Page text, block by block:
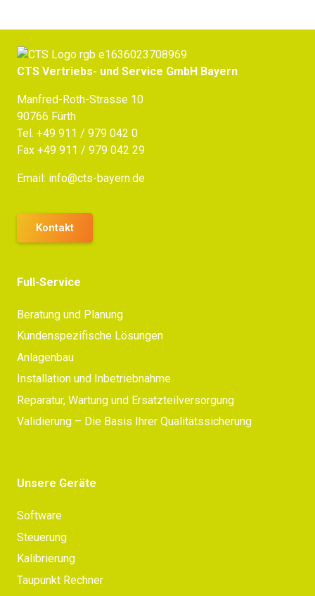
CTS Vertriebs- und Service GmbH Bayern
Manfred-Roth-Strasse 10
90766 Fürth
Tel. +49 911 / 979 042 0
Fax +49 911 / 979 042 29
Email: info@cts-bayern.de
Kontakt
Full-Service
Beratung und Planung
Kundenspezifische Lösungen
Anlagenbau
Installation und Inbetriebnahme
Reparatur, Wartung und Ersatzteilversorgung
Validierung – Die Basis Ihrer Qualitätssicherung
Unsere Geräte
Software
Steuerung
Kalibrierung
Taupunkt Rechner